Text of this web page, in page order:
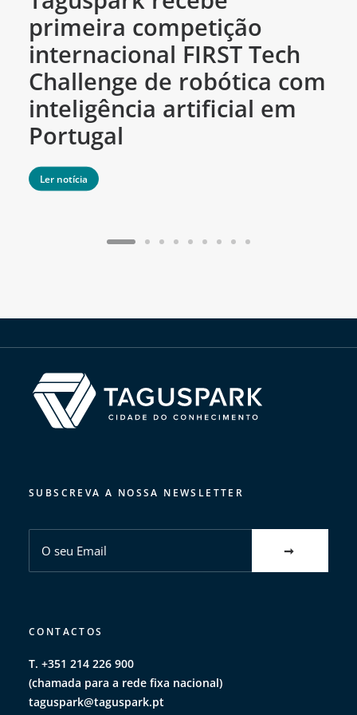
primeira competição
internacional FIRST Tech
Challenge de robótica com
inteligência artificial em
Portugal
Ler notícia
SUBSCREVA A NOSSA NEWSLETTER
CONTACTOS
T. +351 214 226 900
(chamada para a rede fixa nacional)
taguspark@taguspark.pt